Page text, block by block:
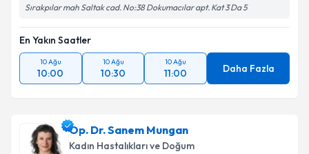
Sırakpılar mah Saltak cad. No:38 Dokumacılar apt. Kat 3 Da 5
En Yakın Saatler
10 Ağu
10:00
10 Ağu
10:30
10 Ağu
11:00 Daha Fazla
Op. Dr. Sanem Mungan
Kadın Hastalıkları ve Doğum